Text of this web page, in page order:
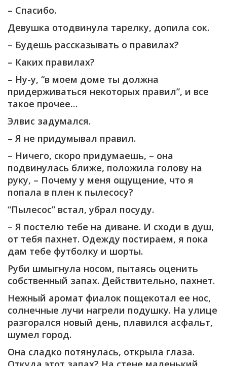
– Спасибо.
Девушка отодвинула тарелку, допила сок.
– Будешь рассказывать о правилах?
– Каких правилах?
– Ну-у, “в моем доме ты должна
придерживаться некоторых правил”, и все
такое прочее…
Элвис задумался.
– Я не придумывал правил.
– Ничего, скоро придумаешь, – она
подвинулась ближе, положила голову на
руку, – Почему у меня ощущение, что я
попала в плен к пылесосу?
“Пылесос” встал, убрал посуду.
– Я постелю тебе на диване. И сходи в душ,
от тебя пахнет. Одежду постираем, я пока
дам тебе футболку и шорты.
Руби шмыгнула носом, пытаясь оценить
собственный запах. Действительно, пахнет.
Нежный аромат фиалок пощекотал ее нос,
солнечные лучи нагрели подушку. На улице
разгорался новый день, плавился асфальт,
шумел город.
Она сладко потянулась, открыла глаза.